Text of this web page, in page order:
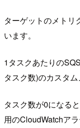
ターゲットのメトリ
います。
1タスクあたりの
タスク数)のカスタ
タスク数が0になる
用のCloudWatchア